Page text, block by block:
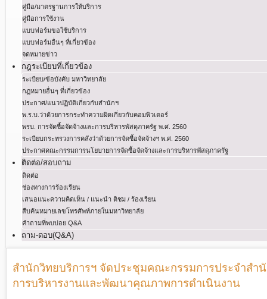
คู่มือ/มาตรฐานการให้บริการ
คู่มือการใช้งาน
แบบฟอร์มขอใช้บริการ
แบบฟอร์มอื่นๆ ที่เกี่ยวข้อง
จดหมายข่าว
กฎระเบียบที่เกี่ยวข้อง
ระเบียบ/ข้อบังคับ มหาวิทยาลัย
กฏหมายอื่นๆ ที่เกี่ยวข้อง
ประกาศ/แนวปฏิบัติเกี่ยวกับสำนักฯ
พ.ร.บ.ว่าด้วยการกระทําความผิดเกี่ยวกับคอมพิวเตอร์
พรบ. การจัดซื้อจัดจ้างและการบริหารพัสดุภาครัฐ พ.ศ. 2560
ระเบียบกระทรวงการคลังว่าด้วยการจัดซื้อจัดจ้างฯ พ.ศ. 2560
ประกาศคณะกรรมการนโยบายการจัดซื้อจัดจ้างและการบริหารพัสดุภาครัฐ
ติดต่อ/สอบถาม
ติดต่อ
ช่องทางการร้องเรียน
เสนอแนะความคิดเห็น / แนะนำ ติชม / ร้องเรียน
สืบค้นหมายเลขโทรศัพท์ภายในมหาวิทยาลัย
คำถามที่พบบ่อย Q&A
ถาม-ตอบ(Q&A)
สำนักวิทยบริการฯ จัดประชุมคณะกรรมการประจำสำ
การบริหารงานและพัฒนาคุณภาพการดำเนินงาน